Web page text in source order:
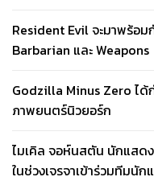
Resident Evil จะมาพร้อ
Barbarian และ Weapons
Godzilla Minus Zero ไ
ภาพยนตร์นิวยอร์ก
ไมเคิล จอห์นสตัน นักแสด
ในช่วงเจรจาเข้าร่วมทีมนั